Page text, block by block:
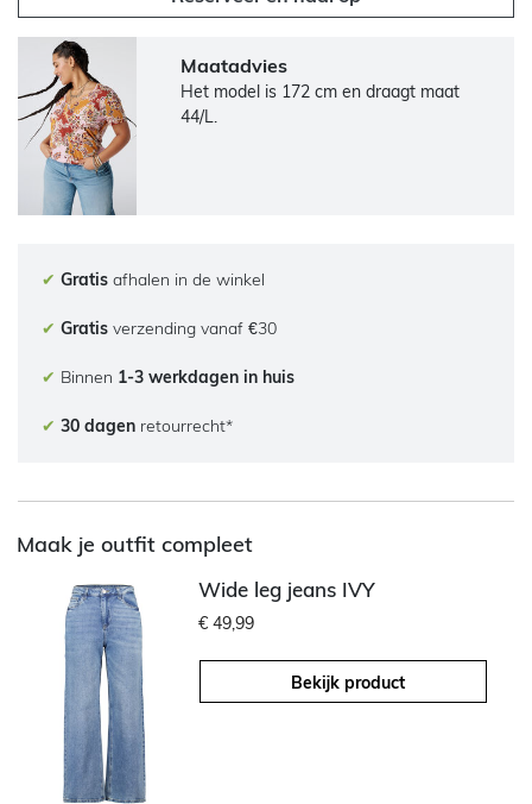
Maatadvies
Het model is 172 cm en draagt maat
44/L.
✔ Gratis afhalen in de winkel
✔ Gratis verzending vanaf €30
✔ Binnen 1-3 werkdagen in huis
✔ 30 dagen retourrecht*
Maak je outfit compleet
Wide leg jeans IVY
€ 49,99
Bekijk product